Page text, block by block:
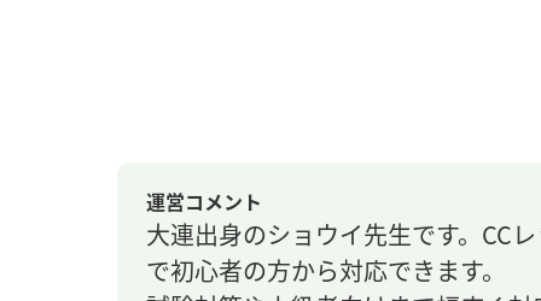
運営コメント
大連出身のショウイ先生です。CC
で初心者の方から対応できます。